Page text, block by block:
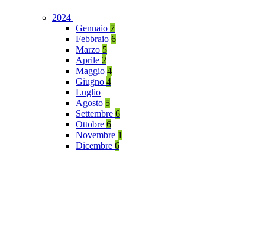
2024
Gennaio 7
Febbraio 6
Marzo 5
Aprile 2
Maggio 4
Giugno 4
Luglio
Agosto 5
Settembre 6
Ottobre 6
Novembre 1
Dicembre 6